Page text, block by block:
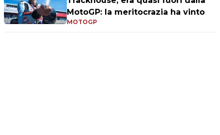
MotoGP: la meritocrazia ha vinto
MOTOGP